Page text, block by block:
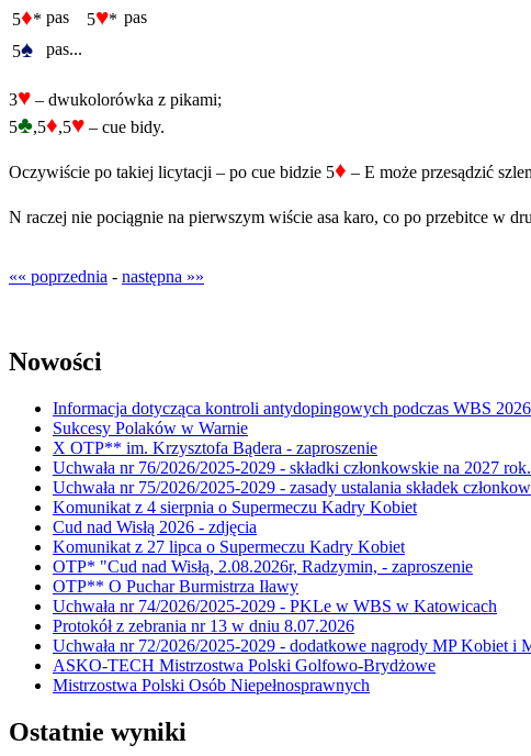
5♦* pas 5♥* pas
5♠ pas...
3♥ – dwukolorówka z pikami;
5♣,5♦,5♥ – cue bidy.
Oczywiście po takiej licytacji – po cue bidzie 5♦ – E może przesądzić
N raczej nie pociągnie na pierwszym wiście asa karo, co po przebitce w
«« poprzednia - następna »»
Nowości
Informacja dotycząca kontroli antydopingowych podczas WBS
Sukcesy Polaków w Warnie
X OTP** im. Krzysztofa Bądera - zaproszenie
Uchwała nr 76/2026/2025-2029 - składki członkowskie na 2027 rok.
Uchwała nr 75/2026/2025-2029 - zasady ustalania składek
Komunikat z 4 sierpnia o Supermeczu Kadry Kobiet
Cud nad Wisłą 2026 - zdjęcia
Komunikat z 27 lipca o Supermeczu Kadry Kobiet
OTP* "Cud nad Wisłą, 2.08.2026r, Radzymin, - zaproszenie
OTP** O Puchar Burmistrza Iławy
Uchwała nr 74/2026/2025-2029 - PKLe w WBS w Katowicach
Protokół z zebrania nr 13 w dniu 8.07.2026
Uchwała nr 72/2026/2025-2029 - dodatkowe nagrody MP Kobiet i
ASKO-TECH Mistrzostwa Polski Golfowo-Brydżowe
Mistrzostwa Polski Osób Niepełnosprawnych
Ostatnie wyniki